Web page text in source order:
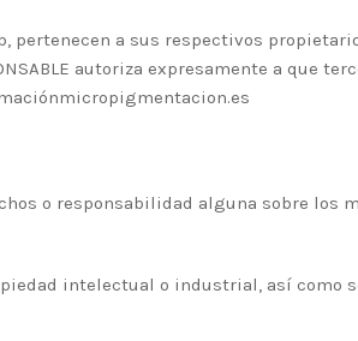
pertenecen a sus respectivos
autoriza expresamente a que
o responsabilidad alguna sobre los
intelectual o industrial, así como